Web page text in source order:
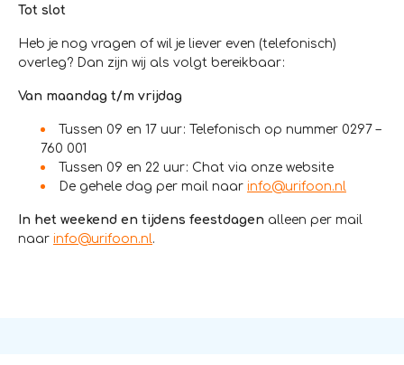
Tot slot
Heb je nog vragen of wil je liever even (telefonisch)
overleg? Dan zijn wij als volgt bereikbaar:
Van maandag t/m vrijdag
Tussen 09 en 17 uur: Telefonisch op nummer 0297 –
760 001
Tussen 09 en 22 uur: Chat via onze website
De gehele dag per mail naar info@urifoon.nl
In het weekend en tijdens feestdagen alleen per mail
naar info@urifoon.nl.